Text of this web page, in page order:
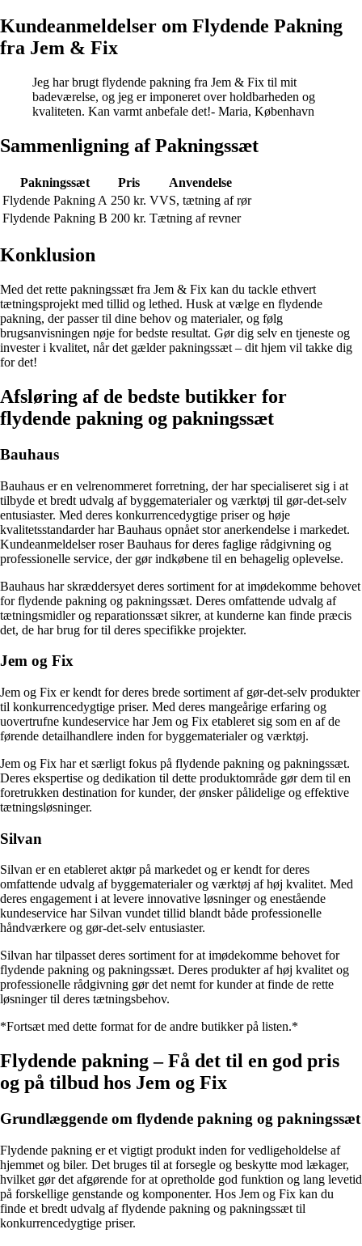
Kundeanmeldelser om Flydende Pakning
fra Jem & Fix
Jeg har brugt flydende pakning fra Jem & Fix til mit
badeværelse, og jeg er imponeret over holdbarheden og
kvaliteten. Kan varmt anbefale det!- Maria, København
Sammenligning af Pakningssæt
Pakningssæt Pris
Anvendelse
Flydende Pakning A 250 kr. VVS, tætning af rør
Flydende Pakning B 200 kr. Tætning af revner
Konklusion
Med det rette pakningssæt fra Jem & Fix kan du tackle ethvert
tætningsprojekt med tillid og lethed. Husk at vælge en flydende
pakning, der passer til dine behov og materialer, og følg
brugsanvisningen nøje for bedste resultat. Gør dig selv en tjeneste og
invester i kvalitet, når det gælder pakningssæt – dit hjem vil takke dig
for det!
Afsløring af de bedste butikker for
flydende pakning og pakningssæt
Bauhaus
Bauhaus er en velrenommeret forretning, der har specialiseret sig i at
tilbyde et bredt udvalg af byggematerialer og værktøj til gør-det-selv
entusiaster. Med deres konkurrencedygtige priser og høje
kvalitetsstandarder har Bauhaus opnået stor anerkendelse i markedet.
Kundeanmeldelser roser Bauhaus for deres faglige rådgivning og
professionelle service, der gør indkøbene til en behagelig oplevelse.
Bauhaus har skræddersyet deres sortiment for at imødekomme behovet
for flydende pakning og pakningssæt. Deres omfattende udvalg af
tætningsmidler og reparationssæt sikrer, at kunderne kan finde præcis
det, de har brug for til deres specifikke projekter.
Jem og Fix
Jem og Fix er kendt for deres brede sortiment af gør-det-selv produkter
til konkurrencedygtige priser. Med deres mangeårige erfaring og
uovertrufne kundeservice har Jem og Fix etableret sig som en af de
førende detailhandlere inden for byggematerialer og værktøj.
Jem og Fix har et særligt fokus på flydende pakning og pakningssæt.
Deres ekspertise og dedikation til dette produktområde gør dem til en
foretrukken destination for kunder, der ønsker pålidelige og effektive
tætningsløsninger.
Silvan
Silvan er en etableret aktør på markedet og er kendt for deres
omfattende udvalg af byggematerialer og værktøj af høj kvalitet. Med
deres engagement i at levere innovative løsninger og enestående
kundeservice har Silvan vundet tillid blandt både professionelle
håndværkere og gør-det-selv entusiaster.
Silvan har tilpasset deres sortiment for at imødekomme behovet for
flydende pakning og pakningssæt. Deres produkter af høj kvalitet og
professionelle rådgivning gør det nemt for kunder at finde de rette
løsninger til deres tætningsbehov.
*Fortsæt med dette format for de andre butikker på listen.*
Flydende pakning – Få det til en god pris
og på tilbud hos Jem og Fix
Grundlæggende om flydende pakning og pakningssæt
Flydende pakning er et vigtigt produkt inden for vedligeholdelse af
hjemmet og biler. Det bruges til at forsegle og beskytte mod lækager,
hvilket gør det afgørende for at opretholde god funktion og lang levetid
på forskellige genstande og komponenter. Hos Jem og Fix kan du
finde et bredt udvalg af flydende pakning og pakningssæt til
konkurrencedygtige priser.